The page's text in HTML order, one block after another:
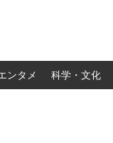
ンタメ 科学・文化